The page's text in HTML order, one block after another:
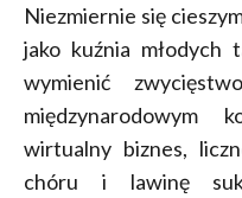
Niezmiernie się
jako kuźnia młodych
wymienić
międzynarodowym
wirtualny biznes,
chóru i lawinę